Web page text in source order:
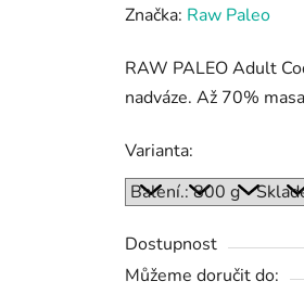
hodnocení
je
0,0
5
hvězdiček.
Značka: Raw Paleo
RAW PALEO Adult
nadváze. Až 70%
Varianta:
Dostupnost
Můžeme doručit do: